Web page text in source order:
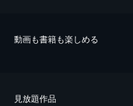
動画も書籍も楽しめる
⾒放題作品